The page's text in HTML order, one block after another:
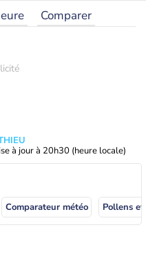
Comparer
à jour à 20h30 (heure locale)
Comparateur météo Pollens